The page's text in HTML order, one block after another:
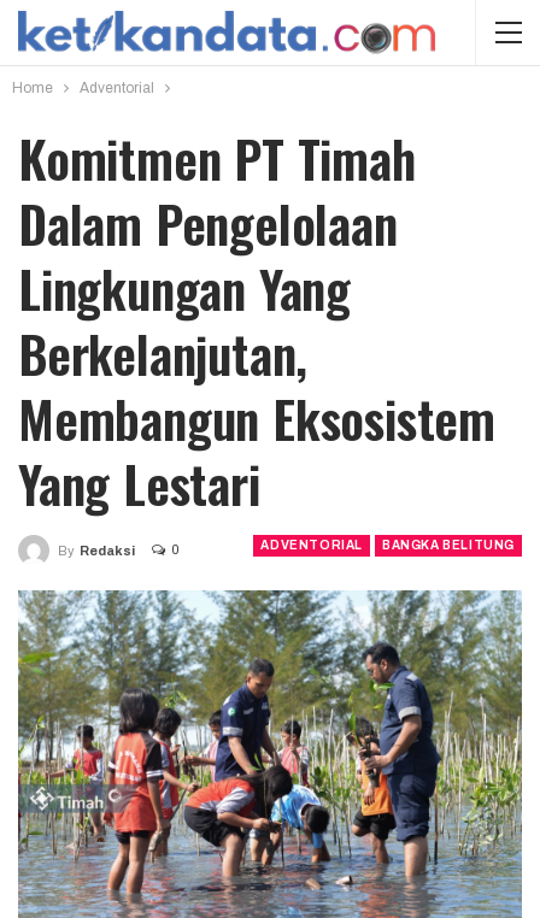
Home Adventorial
Komitmen PT Timah
Dalam Pengelolaan
Lingkungan Yang
Berkelanjutan,
Membangun Eksosistem
Yang Lestari
ADVENTORIAL BANGKA BELITUNG
By Redaksi 0